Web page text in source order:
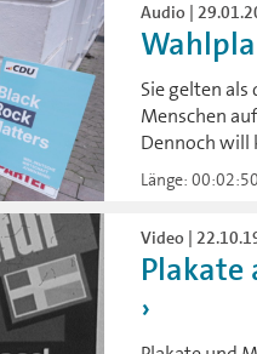
Audio |
Sie gelten
Menschen
Dennoch will
Länge: 00:02:50
Video |
Plakate